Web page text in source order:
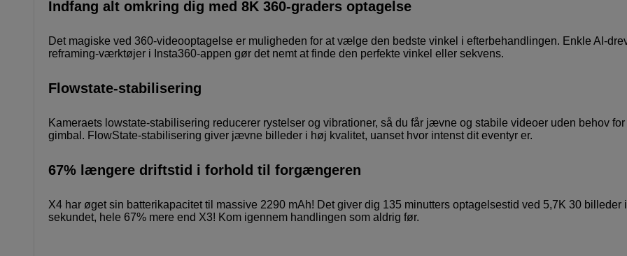
Indfang alt omkring dig med 8K 360-graders optagelse
Det magiske ved 360-videooptagelse er muligheden for at vælge den bedste vinkel i efterbehandlingen. Enkle AI-
reframing-værktøjer i Insta360-appen gør det nemt at finde den perfekte vinkel eller sekvens.
Flowstate-stabilisering
Kameraets lowstate-stabilisering reducerer rystelser og vibrationer, så du får jævne og stabile videoer uden behov for
gimbal. FlowState-stabilisering giver jævne billeder i høj kvalitet, uanset hvor intenst dit eventyr er.
67% længere driftstid i forhold til forgængeren
X4 har øget sin batterikapacitet til massive 2290 mAh! Det giver dig 135 minutters optagelsestid ved 5,7K 30 billeder i
sekundet, hele 67% mere end X3! Kom igennem handlingen som aldrig før.